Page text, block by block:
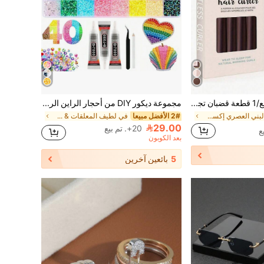
5 قطع/4 قطع/3 قطع/1 قطعة قضبان تجعيد بدون حرارة + قبعة نوم (معلبة)، أداة تجعيد فضفاضة، بكرات شعر حريرية، عصابة رأس نوم مرنة، إكسسوارات الشعر
في البني العصري إكسسوارات
مجموعة ديكور DIY من أحجار الراين الراتنجية ذات القاعدة المسطحة 40 شبكة بألوان مختلطة، تشمل ملقط وقلم تنقيط وغراء B7000، مناسبة لصنع المجوهرات اليدوية وأغطية الهواتف والقبعات وديكورات أحجار الراين DIY الأخرى
2# الأفضل مبيعا في لطيف المعلقات & سحر
29.00 20+. تم بيع
بعد الكوبون
5 بائعين آخرين